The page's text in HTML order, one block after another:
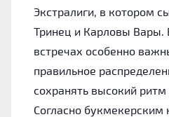
Экстралиги, в котором
Тринец и Карловы Вары.
встречах особенно
правильное
сохранять высокий ритм
Согласно букмекерским